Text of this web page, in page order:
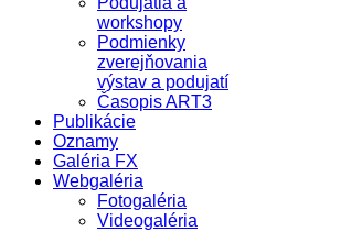
workshopy
Podmienky
zverejňovania
výstav a podujatí
Časopis ART3
Publikácie
Oznamy
Galéria FX
Webgaléria
Fotogaléria
Videogaléria